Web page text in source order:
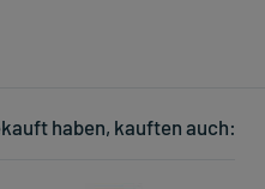
haben, kauften auch: